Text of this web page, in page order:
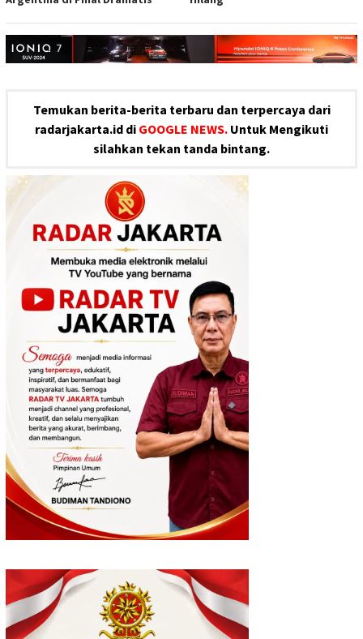
Temukan berita-berita terbaru dan terpercaya dari
radarjakarta.id di GOOGLE NEWS. Untuk Mengikuti
silahkan tekan tanda bintang.